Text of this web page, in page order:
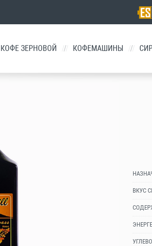
КОФЕ ЗЕРНОВОЙ / КОФЕМАШИНЫ /
ВКУС